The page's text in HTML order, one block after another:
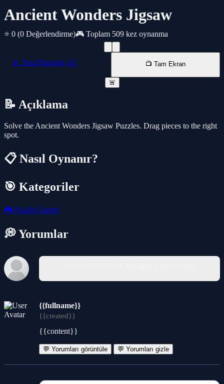
Ancient Wonders Jigsaw
⭐ 0 (0 Değerlendirme)🎮 Toplam 509 kez oynanma
📱 Yeni Pencede AÇ 📺 Tam Ekran
🚨
📝 Açıklama
Solve the Ancient Wonders Jigsaw Puzzles. Drag pieces to the right
spot.
📋 Nasıl Oynanır?
🎯 Kategoriler
🎮 Puzzle Games
💭 Yorumlar
{{fullname}}
{{created}}
{{content}}
💬 Yorumları görüntüle 💬 Yorumları gizle